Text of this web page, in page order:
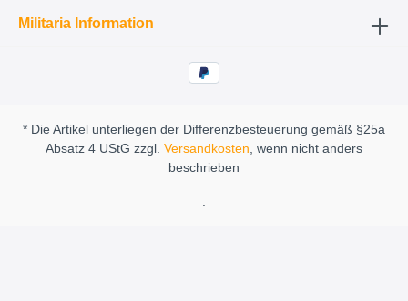
Militaria Information
* Die Artikel unterliegen der Differenzbesteuerung gemäß §25a
Absatz 4 UStG zzgl. Versandkosten, wenn nicht anders
beschrieben
.